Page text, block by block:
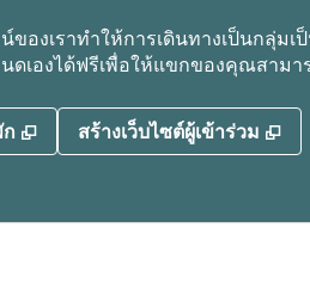
ของเราทําให้การเดินทางเป็นกลุ่ม
ดเองได้ฟรีเพื่อให้แขกของคุณสามา
, เปิดแท็บใหม่
สร้างเว็บไซต์ผู้เข้าร่วม ,